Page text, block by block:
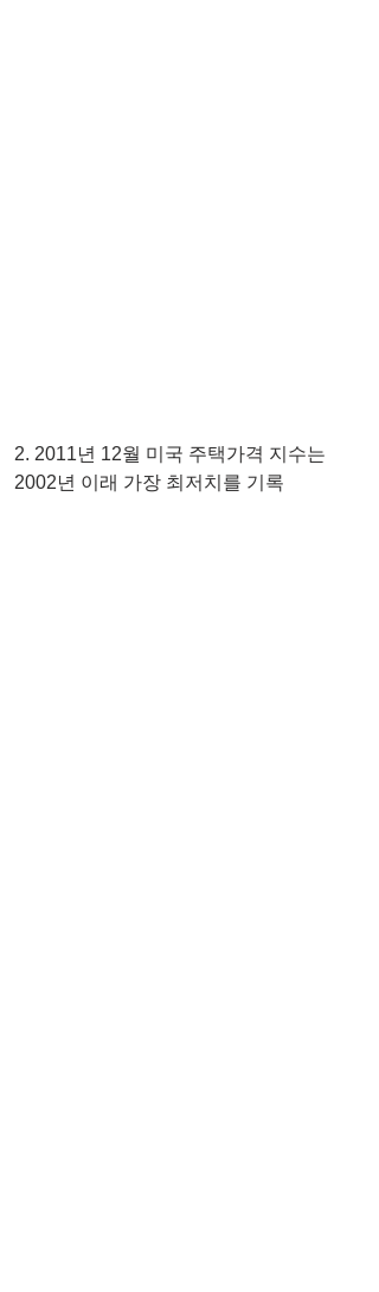
2. 2011년 12월 미국 주택가격 지수는
2002년 이래 가장 최저치를 기록